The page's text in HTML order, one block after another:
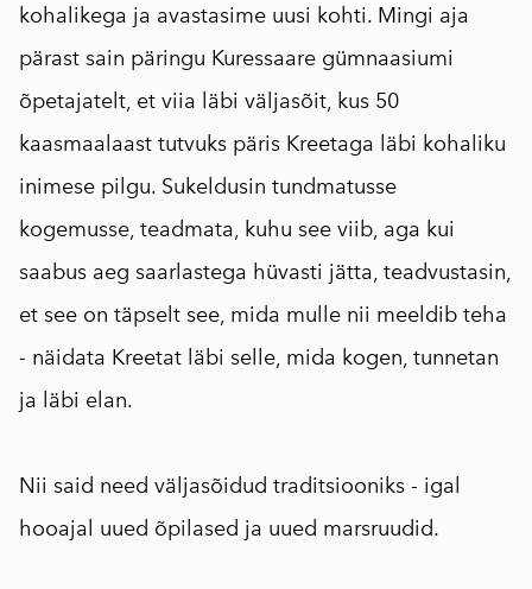
kohalikega ja avastasime uusi kohti. Mingi aja
pärast sain päringu Kuressaare gümnaasiumi
õpetajatelt, et viia läbi väljasõit, kus 50
kaasmaalaast tutvuks päris Kreetaga läbi kohaliku
inimese pilgu. Sukeldusin tundmatusse
kogemusse, teadmata, kuhu see viib, aga kui
saabus aeg saarlastega hüvasti jätta, teadvustasin,
et see on täpselt see, mida mulle nii meeldib teha
- näidata Kreetat läbi selle, mida kogen, tunnetan
ja läbi elan.
Nii said need väljasõidud traditsiooniks - igal
hooajal uued õpilased ja uued marsruudid.